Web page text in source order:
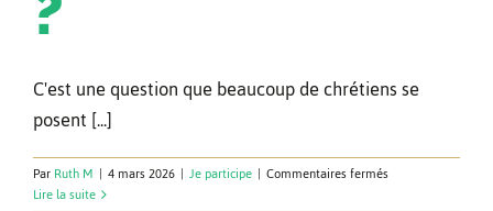
C'est une question que beaucoup de chrétiens se
posent [...]
ParRuth M | 4 mars 2026 | Je participe | Commentaires ferméssur
Lire la suite